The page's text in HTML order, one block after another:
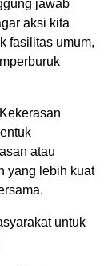
jawab
aksi kita
fasilitas umum,
atau
yang lebih kuat
untuk